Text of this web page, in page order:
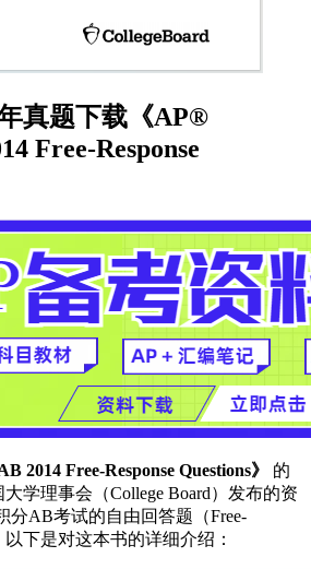
真题下载《AP®
Free-Response
2014 Free-Response Questions》
的
学理事会（College Board）发布的资
分AB考试的自由回答题（Free-
以下是对这本书的详细介绍：